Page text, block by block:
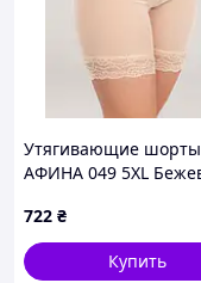
Утягивающие шорты
АФИНА 049 5XL
722 ₴
Купить